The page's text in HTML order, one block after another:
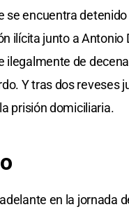
se encuentra
ilícita junto a
ilegalmente de
Y tras dos reveses
prisión domiciliaria.
en la jornada